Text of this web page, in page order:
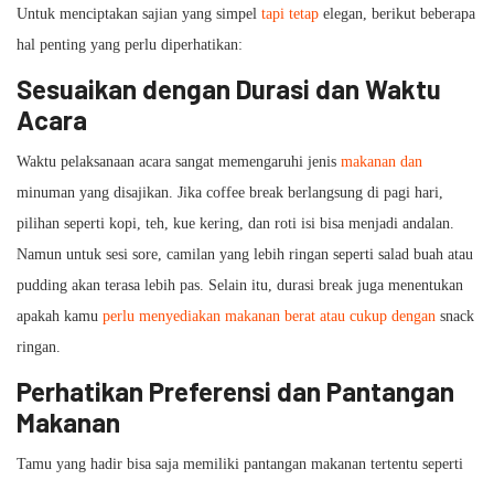
Untuk menciptakan sajian yang simpel tapi tetap elegan, berikut beberapa
hal penting yang perlu diperhatikan:
Sesuaikan dengan Durasi dan Waktu
Acara
Waktu pelaksanaan acara sangat memengaruhi jenis makanan dan
minuman yang disajikan. Jika coffee break berlangsung di pagi hari,
pilihan seperti kopi, teh, kue kering, dan roti isi bisa menjadi andalan.
Namun untuk sesi sore, camilan yang lebih ringan seperti salad buah atau
pudding akan terasa lebih pas. Selain itu, durasi break juga menentukan
apakah kamu perlu menyediakan makanan berat atau cukup dengan snack
ringan.
Perhatikan Preferensi dan Pantangan
Makanan
Tamu yang hadir bisa saja memiliki pantangan makanan tertentu seperti